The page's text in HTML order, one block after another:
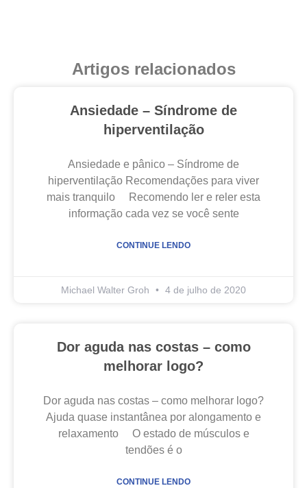
Artigos relacionados
Ansiedade – Síndrome de
hiperventilação
Ansiedade e pânico – Síndrome de
hiperventilação Recomendações para viver
mais tranquilo Recomendo ler e reler esta
informação cada vez se você sente
CONTINUE LENDO
Michael Walter Groh 4 de julho de 2020
Dor aguda nas costas – como
melhorar logo?
Dor aguda nas costas – como melhorar logo?
Ajuda quase instantânea por alongamento e
relaxamento O estado de músculos e
tendões é o
CONTINUE LENDO